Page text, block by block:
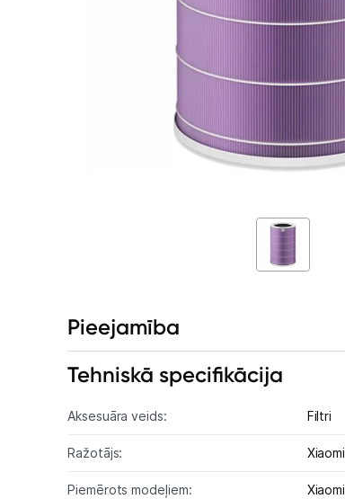
Pieejamība
Tehniskā specifikācija
Aksesuāra veids: Filtri
Ražotājs: Xiaomi
Piemērots modeļiem: